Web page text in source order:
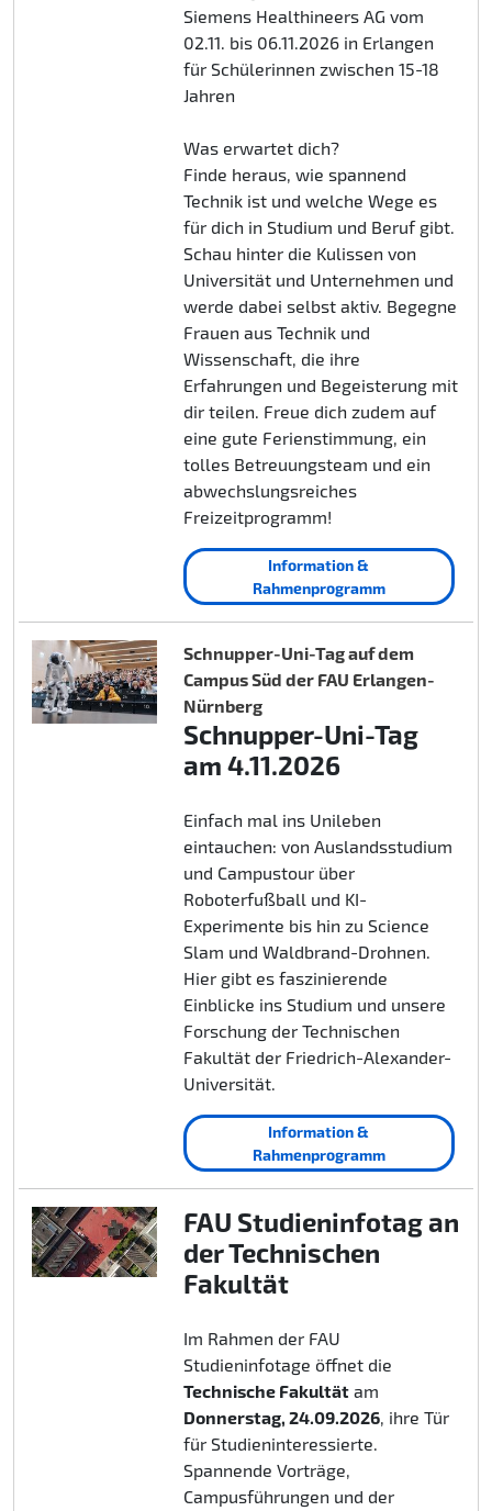
Siemens Healthineers AG vom
02.11. bis 06.11.2026 in Erlangen
für Schülerinnen zwischen 15-18
Jahren
Was erwartet dich?
Finde heraus, wie spannend
Technik ist und welche Wege es
für dich in Studium und Beruf gibt.
Schau hinter die Kulissen von
Universität und Unternehmen und
werde dabei selbst aktiv. Begegne
Frauen aus Technik und
Wissenschaft, die ihre
Erfahrungen und Begeisterung mit
dir teilen. Freue dich zudem auf
eine gute Ferienstimmung, ein
tolles Betreuungsteam und ein
abwechslungsreiches
Freizeitprogramm!
Information &
Rahmenprogramm
Schnupper-Uni-Tag auf dem
Campus Süd der FAU Erlangen-
Nürnberg
Schnupper-Uni-Tag
am 4.11.2026
Einfach mal ins Unileben
eintauchen: von Auslandsstudium
und Campustour über
Roboterfußball und KI-
Experimente bis hin zu Science
Slam und Waldbrand-Drohnen.
Hier gibt es faszinierende
Einblicke ins Studium und unsere
Forschung der Technischen
Fakultät der Friedrich-Alexander-
Universität.
Information &
Rahmenprogramm
FAU Studieninfotag an
der Technischen
Fakultät
Im Rahmen der FAU
Studieninfotage öffnet die
Technische Fakultätam
Donnerstag, 24.09.2026, ihre Tür
für Studieninteressierte.
Spannende Vorträge,
Campusführungen und der